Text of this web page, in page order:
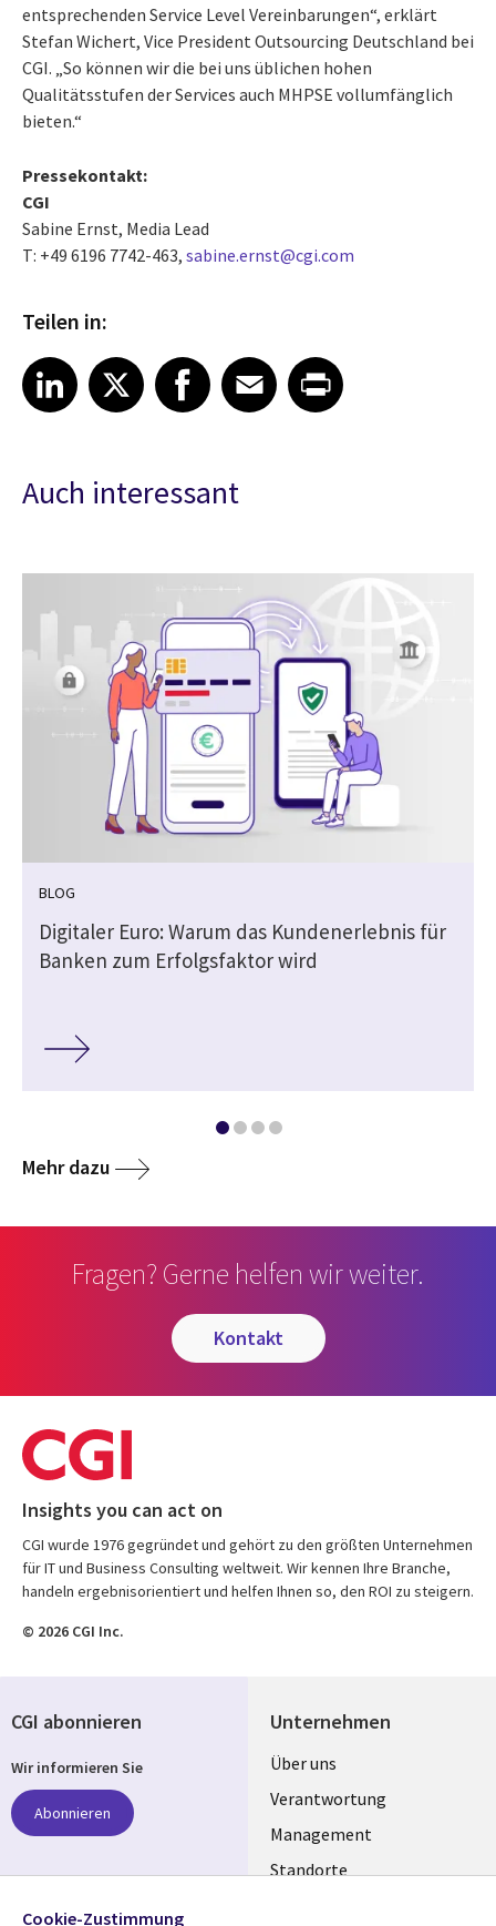
entsprechenden Service Level Vereinbarungen“, erklärt
Stefan Wichert, Vice President Outsourcing Deutschland bei
CGI. „So können wir die bei uns üblichen hohen
Qualitätsstufen der Services auch MHPSE vollumfänglich
bieten.“
Pressekontakt:
CGI
Sabine Ernst, Media Lead
T: +49 6196 7742-463, sabine.ernst@cgi.com
Teilen in:
Share article on LinkedIn
LinkedIn
Share article on XShare article on Facebook
Facebook
Share article on Email
EmailShare article on Print
Auch interessant
BLOG
Digitaler Euro: Warum das Kundenerlebnis für
Banken zum Erfolgsfaktor wird
Mehr dazu
Fragen? Gerne helfen wir weiter.
kontakt
Insights you can act on
CGI wurde 1976 gegründet und gehört zu den größten Unternehmen
für IT und Business Consulting weltweit. Wir kennen Ihre Branche,
handeln ergebnisorientiert und helfen Ihnen so, den ROI zu steigern.
© 2026 CGI Inc.
Unternehmen
Useful
links
GERMANY
Über uns
Verantwortung
Management
Standorte
CGI abonnieren
Wir informieren Sie
Abonnieren
Folgen Sie uns
Cookie-Zustimmung